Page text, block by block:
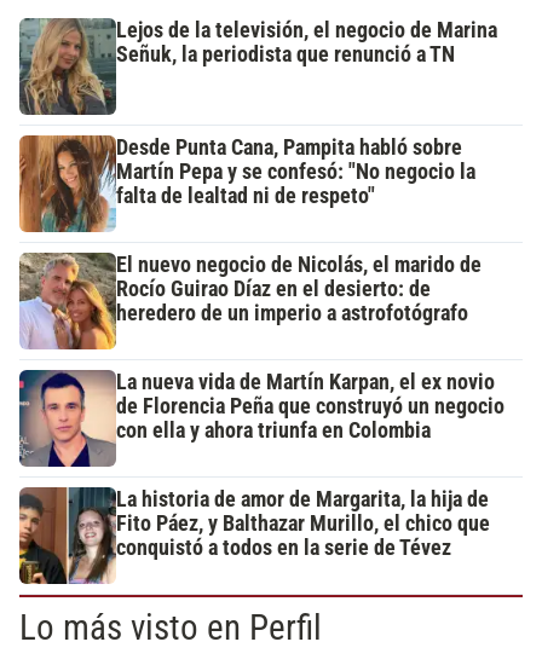
Lejos de la televisión, el negocio de Marina
Señuk, la periodista que renunció a TN
Desde Punta Cana, Pampita habló sobre
Martín Pepa y se confesó: "No negocio la
falta de lealtad ni de respeto"
El nuevo negocio de Nicolás, el marido de
Rocío Guirao Díaz en el desierto: de
heredero de un imperio a astrofotógrafo
La nueva vida de Martín Karpan, el ex novio
de Florencia Peña que construyó un negocio
con ella y ahora triunfa en Colombia
La historia de amor de Margarita, la hija de
Fito Páez, y Balthazar Murillo, el chico que
conquistó a todos en la serie de Tévez
Lo más visto en Perfil